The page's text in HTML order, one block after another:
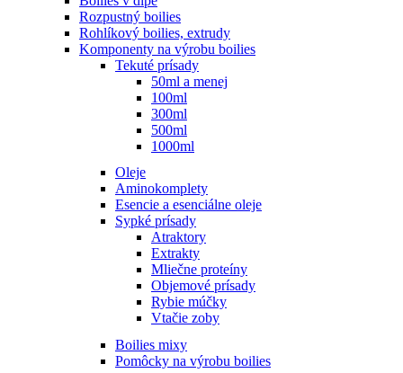
Rozpustný boilies
Rohlíkový boilies, extrudy
Komponenty na výrobu boilies
Tekuté prísady
50ml a menej
100ml
300ml
500ml
1000ml
Oleje
Aminokomplety
Esencie a esenciálne oleje
Sypké prísady
Atraktory
Extrakty
Mliečne proteíny
Objemové prísady
Rybie múčky
Vtačie zoby
Boilies mixy
Pomôcky na výrobu boilies